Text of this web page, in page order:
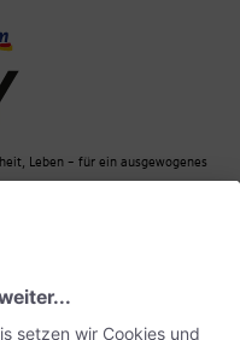
Leben – für ein ausgewogenes